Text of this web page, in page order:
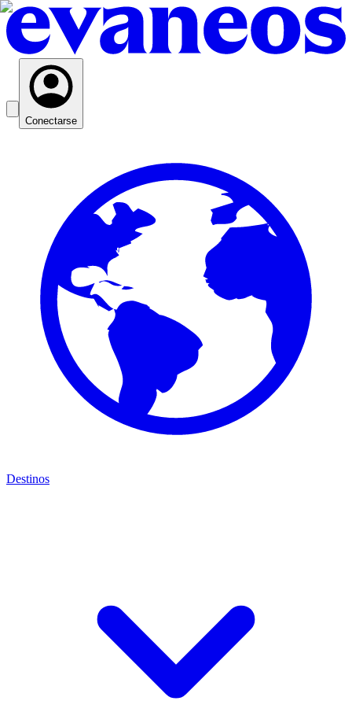
Conectarse
Destinos